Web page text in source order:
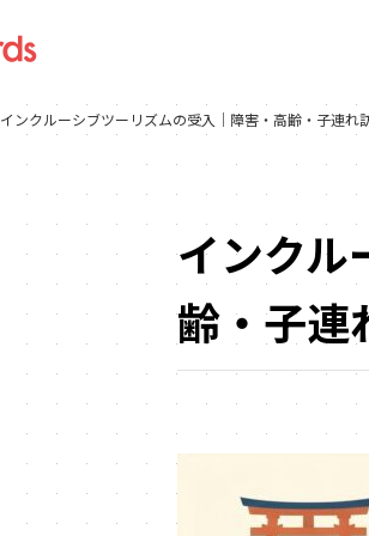
インクルーシブツーリズムの受入｜障害・高齢・子連れ
インクル
齢・子連